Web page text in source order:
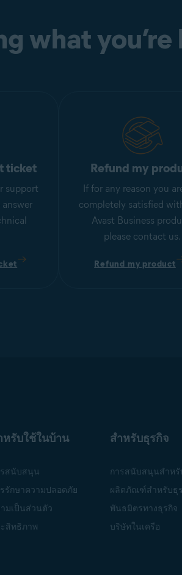
what
ticket
support
answer
Refund my
If for any reason you
completely satisfied
Avast Business
please contact us.
Refund my product
หรับใช้ในบ้าน
สนับสนุน
รักษาความปลอดภัย
มเป็นส่วนตัว
สิทธิภาพ
สำหรับธุรกิจ
การสนับสนุนสำหรั
ผลิตภัณฑ์สำหรับธุ
พันธมิตรทางธุรกิจ
บริษัทในเครือ